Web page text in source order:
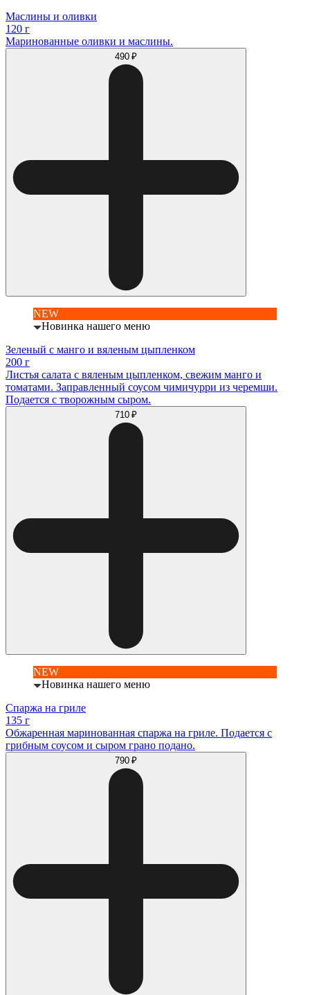
Маслины и оливки
120 г
Маринованные оливки и маслины.
490 ₽
NEW
Новинка нашего меню
Зеленый с манго и вяленым цыпленком
200 г
Листья салата с вяленым цыпленком, свежим манго и
томатами. Заправленный соусом чимичурри из черемши.
Подается с творожным сыром.
710 ₽
NEW
Новинка нашего меню
Спаржа на гриле
135 г
Обжаренная маринованная спаржа на гриле. Подается с
грибным соусом и сыром грано подано.
790 ₽